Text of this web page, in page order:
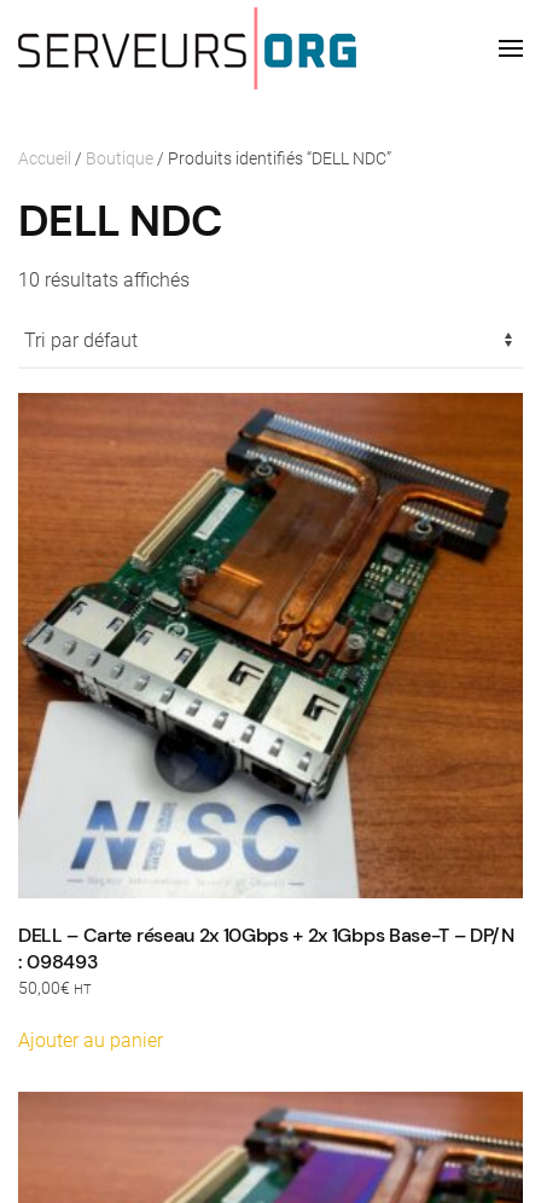
Passer au contenu principal
Accueil / Boutique / Produits identifiés “DELL NDC”
DELL NDC
10 résultats affichés
DELL – Carte réseau 2x 10Gbps + 2x 1Gbps Base-T – DP/N
: 098493
50,00€ HT
Ajouter au panier